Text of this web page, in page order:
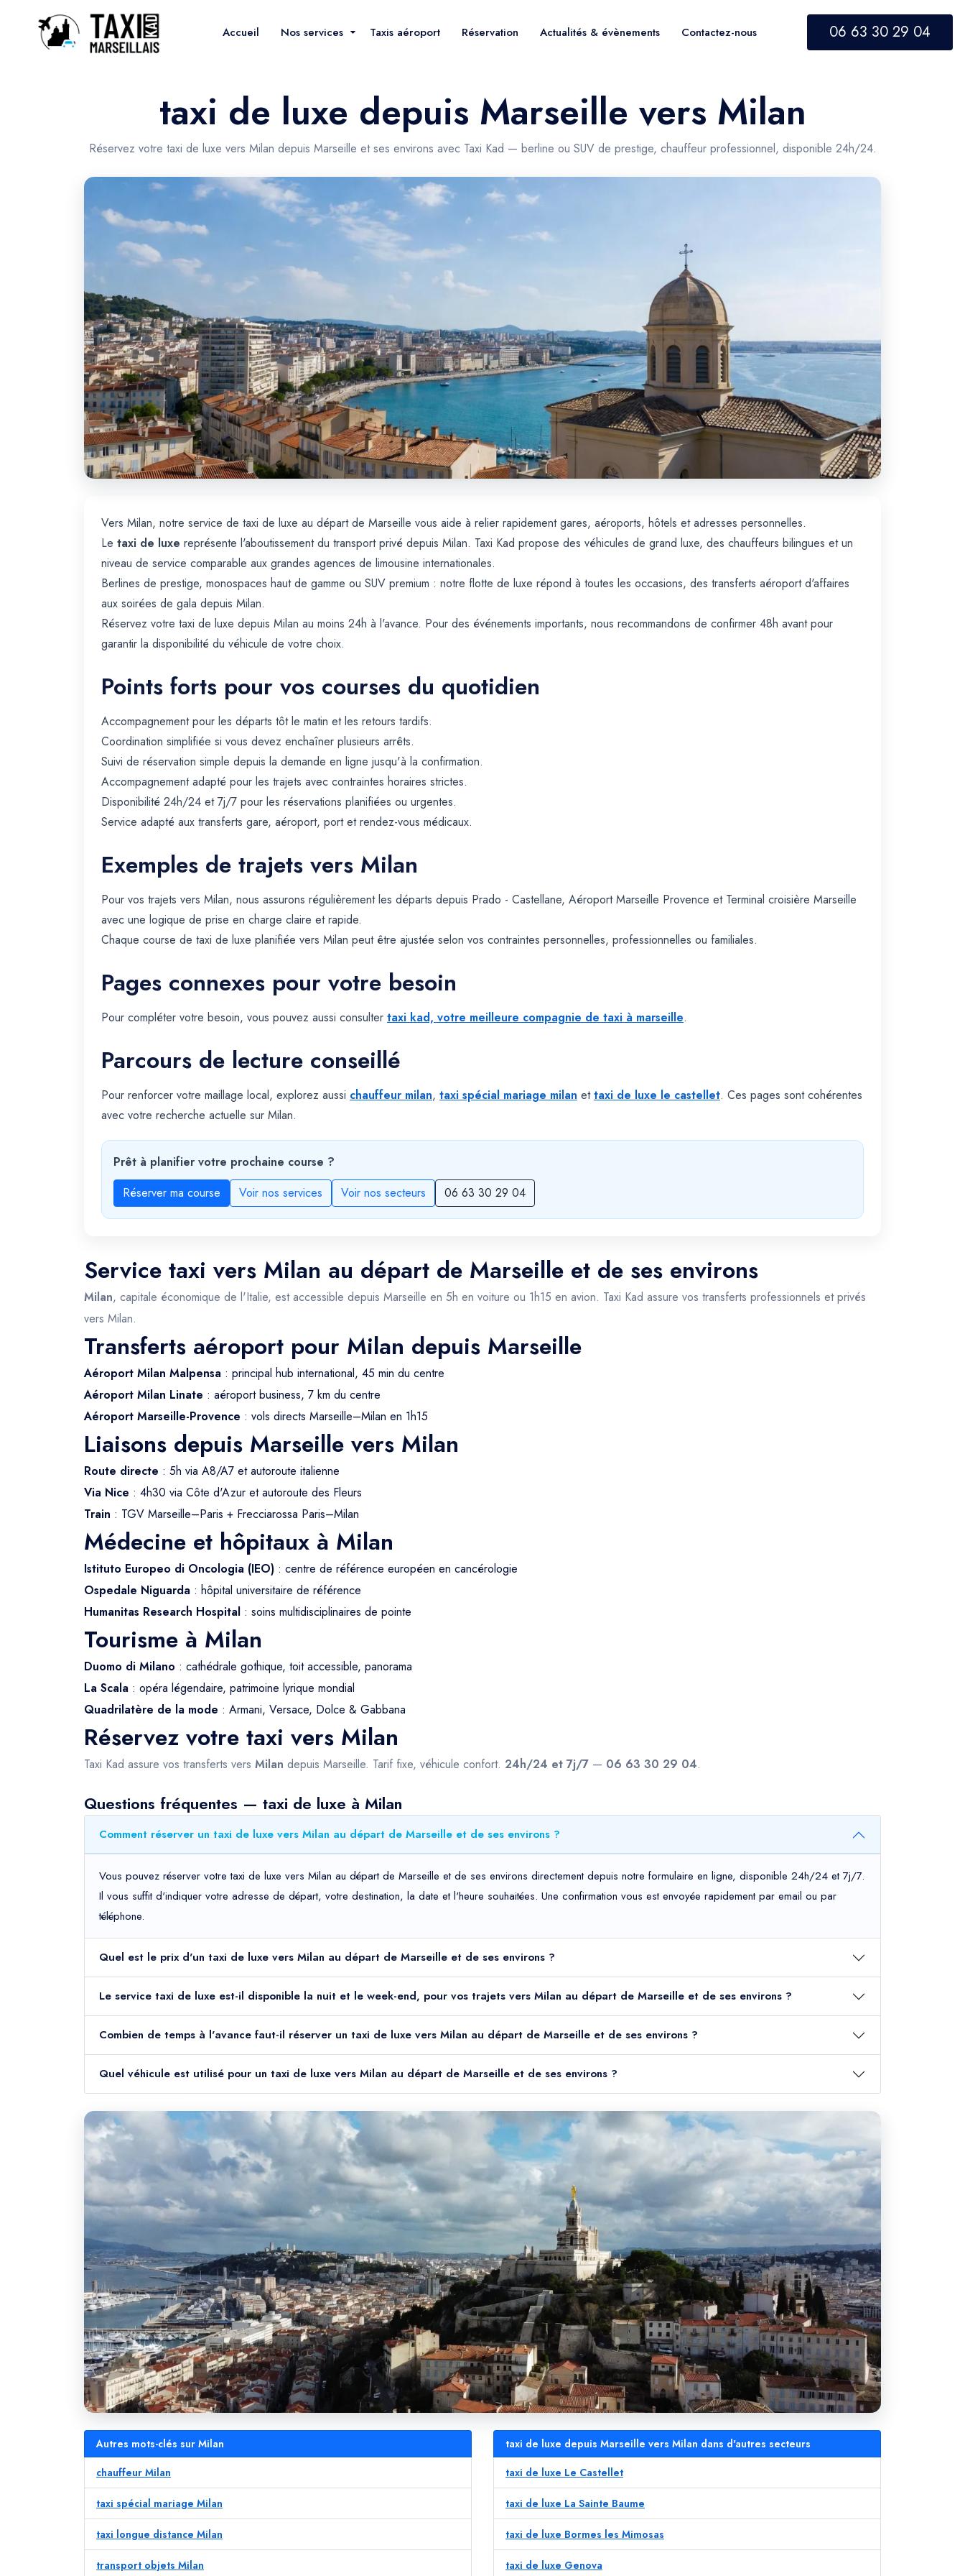
Accueil Nos services Taxis aéroport Réservation Actualités & évènements Contactez-nous 06 63 30 29 04
taxi de luxe depuis Marseille vers Milan
Réservez votre taxi de luxe vers Milan depuis Marseille et ses environs avec Taxi Kad — berline ou SUV de prestige, chauffeur professionnel, disponible 24h/24.
Vers Milan, notre service de taxi de luxe au départ de Marseille vous aide à relier rapidement gares, aéroports, hôtels et adresses personnelles.
Le taxi de luxe représente l'aboutissement du transport privé depuis Milan. Taxi Kad propose des véhicules de grand luxe, des chauffeurs bilingues et un
niveau de service comparable aux grandes agences de limousine internationales.
Berlines de prestige, monospaces haut de gamme ou SUV premium : notre flotte de luxe répond à toutes les occasions, des transferts aéroport d'affaires
aux soirées de gala depuis Milan.
Réservez votre taxi de luxe depuis Milan au moins 24h à l'avance. Pour des événements importants, nous recommandons de confirmer 48h avant pour
garantir la disponibilité du véhicule de votre choix.
Points forts pour vos courses du quotidien
Accompagnement pour les départs tôt le matin et les retours tardifs.
Coordination simplifiée si vous devez enchaîner plusieurs arrêts.
Suivi de réservation simple depuis la demande en ligne jusqu'à la confirmation.
Accompagnement adapté pour les trajets avec contraintes horaires strictes.
Disponibilité 24h/24 et 7j/7 pour les réservations planifiées ou urgentes.
Service adapté aux transferts gare, aéroport, port et rendez-vous médicaux.
Exemples de trajets vers Milan
Pour vos trajets vers Milan, nous assurons régulièrement les départs depuis Prado - Castellane, Aéroport Marseille Provence et Terminal croisière Marseille
avec une logique de prise en charge claire et rapide.
Chaque course de taxi de luxe planifiée vers Milan peut être ajustée selon vos contraintes personnelles, professionnelles ou familiales.
Pages connexes pour votre besoin
Pour compléter votre besoin, vous pouvez aussi consulter taxi kad, votre meilleure compagnie de taxi à marseille.
Parcours de lecture conseillé
Pour renforcer votre maillage local, explorez aussi chauffeur milan, taxi spécial mariage milan ettaxi de luxe le castellet. Ces pages sont cohérentes
avec votre recherche actuelle sur Milan.
Prêt à planifier votre prochaine course ?
Réserver ma course
Voir nos services Voir nos secteurs 06 63 30 29 04
Service taxi vers Milan au départ de Marseille et de ses environs
Milan, capitale économique de l'Italie, est accessible depuis Marseille en 5h en voiture ou 1h15 en avion. Taxi Kad assure vos transferts professionnels et privés
vers Milan.
Transferts aéroport pour Milan depuis Marseille
Aéroport Milan Malpensa : principal hub international, 45 min du centre
Aéroport Milan Linate : aéroport business, 7 km du centre
Aéroport Marseille-Provence : vols directs Marseille–Milan en 1h15
Liaisons depuis Marseille vers Milan
Route directe : 5h via A8/A7 et autoroute italienne
Via Nice : 4h30 via Côte d'Azur et autoroute des Fleurs
Train : TGV Marseille–Paris + Frecciarossa Paris–Milan
Médecine et hôpitaux à Milan
Istituto Europeo di Oncologia (IEO) : centre de référence européen en cancérologie
Ospedale Niguarda : hôpital universitaire de référence
Humanitas Research Hospital : soins multidisciplinaires de pointe
Tourisme à Milan
Duomo di Milano : cathédrale gothique, toit accessible, panorama
La Scala : opéra légendaire, patrimoine lyrique mondial
Quadrilatère de la mode : Armani, Versace, Dolce & Gabbana
Réservez votre taxi vers Milan
Taxi Kad assure vos transferts vers Milan depuis Marseille. Tarif fixe, véhicule confort. 24h/24 et 7j/7 — 06 63 30 29 04.
Questions fréquentes — taxi de luxe à Milan
Comment réserver un taxi de luxe vers Milan au départ de Marseille et de ses environs ?
Vous pouvez réserver votre taxi de luxe vers Milan au départ de Marseille et de ses environs directement depuis notre formulaire en ligne, disponible 24h/24 et 7j/7.
Il vous suffit d'indiquer votre adresse de départ, votre destination, la date et l'heure souhaitées. Une confirmation vous est envoyée rapidement par email ou par
téléphone.
Quel est le prix d'un taxi de luxe vers Milan au départ de Marseille et de ses environs ?
Le service taxi de luxe est-il disponible la nuit et le week-end, pour vos trajets vers Milan au départ de Marseille et de ses environs ?
Combien de temps à l'avance faut-il réserver un taxi de luxe vers Milan au départ de Marseille et de ses environs ?
Quel véhicule est utilisé pour un taxi de luxe vers Milan au départ de Marseille et de ses environs ?
Autres mots-clés sur Milan
chauffeur Milan
taxi spécial mariage Milan
taxi longue distance Milan
transport objets Milan
taxi de luxe depuis Marseille vers Milan dans d'autres secteurs
taxi de luxe Le Castellet
taxi de luxe La Sainte Baume
taxi de luxe Bormes les Mimosas
taxi de luxe Genova